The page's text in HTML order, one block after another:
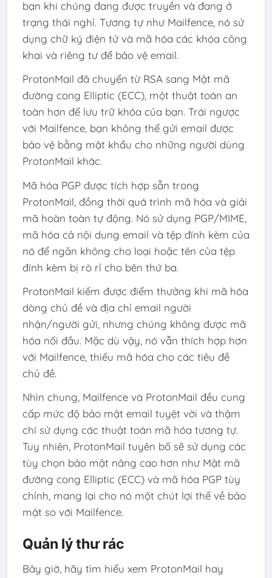
bạn khi chúng đang được truyền và đang ở
trạng thái nghỉ. Tương tự như Mailfence, nó sử
dụng chữ ký điện tử và mã hóa các khóa công
khai và riêng tư để bảo vệ email.
ProtonMail đã chuyển từ RSA sang Mật mã
đường cong Elliptic (ECC), một thuật toán an
toàn hơn để lưu trữ khóa của bạn. Trái ngược
với Mailfence, bạn không thể gửi email được
bảo vệ bằng mật khẩu cho những người dùng
ProtonMail khác.
Mã hóa PGP được tích hợp sẵn trong
ProtonMail, đồng thời quá trình mã hóa và giải
mã hoàn toàn tự động. Nó sử dụng PGP/MIME,
mã hóa cả nội dung email và tệp đính kèm của
nó để ngăn không cho loại hoặc tên của tệp
đính kèm bị rò rỉ cho bên thứ ba.
ProtonMail kiếm được điểm thưởng khi mã hóa
dòng chủ đề và địa chỉ email người
nhận/người gửi, nhưng chúng không được mã
hóa nối đầu. Mặc dù vậy, nó vẫn thích hợp hơn
với Mailfence, thiếu mã hóa cho các tiêu đề
chủ đề.
Nhìn chung, Mailfence và ProtonMail đều cung
cấp mức độ bảo mật email tuyệt vời và thậm
chí sử dụng các thuật toán mã hóa tương tự.
Tuy nhiên, ProtonMail tuyên bố sẽ sử dụng các
tùy chọn bảo mật nâng cao hơn như Mật mã
đường cong Elliptic (ECC) và mã hóa PGP tùy
chỉnh, mang lại cho nó một chút lợi thế về bảo
mật so với Mailfence.
Quản lý thư rác
Bây giờ, hãy tìm hiểu xem ProtonMail hay